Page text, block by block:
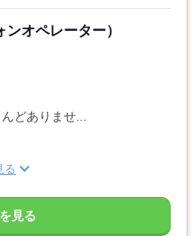
オペレーター）
どありませ...
る
見る